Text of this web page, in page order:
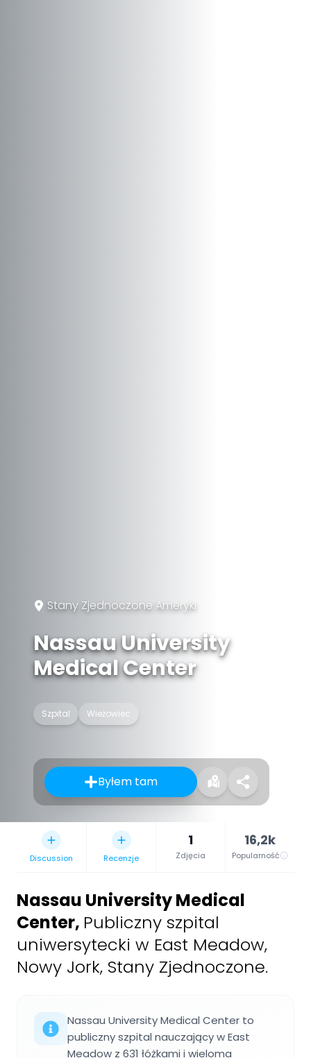
Stany Zjednoczone Ameryki
Nassau University
Medical Center
Szpital Wieżowiec
Byłem tam
Discussion Recenzje
1
Zdjęcia
16,2k
Popularność
Nassau University Medical
Center, Publiczny szpital
uniwersytecki w East Meadow,
Nowy Jork, Stany Zjednoczone.
Nassau University Medical Center to
publiczny szpital nauczający w East
Meadow z 631 łóżkami i wieloma